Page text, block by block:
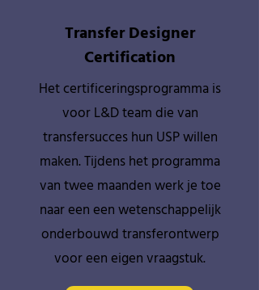
Transfer Designer
Certification
Het certificeringsprogramma is
voor L&D team die van
transfersucces hun USP willen
maken. Tijdens het programma
van twee maanden werk je toe
naar een een wetenschappelijk
onderbouwd transferontwerp
voor een eigen vraagstuk.